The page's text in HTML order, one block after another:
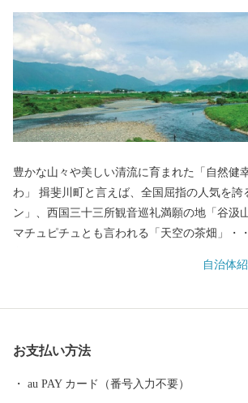
豊かな山々や美しい清流に育まれた「自然
わ」 揖斐川町と言えば、全国屈指の人気を誇る「いびがわマラソ
ン」、西国三十三所観音巡礼満願の地「谷汲
マチュピチュとも言われる「天空の茶畑」・
ともに支え合い知恵を出し合い、健康で幸せ
自治体
お支払い方法
au PAY カード（番号入力不要）